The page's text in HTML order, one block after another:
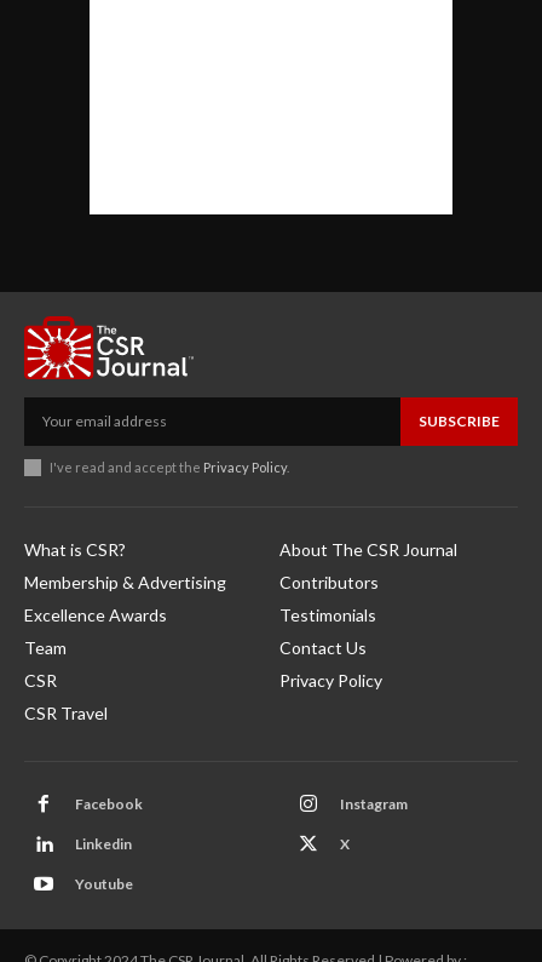
SUBSCRIBE
I've read and accept the Privacy Policy.
What is CSR?
Membership & Advertising
Excellence Awards
Team
CSR
CSR Travel
About The CSR Journal
Contributors
Testimonials
Contact Us
Privacy Policy
Facebook Instagram
Linkedin X
Youtube